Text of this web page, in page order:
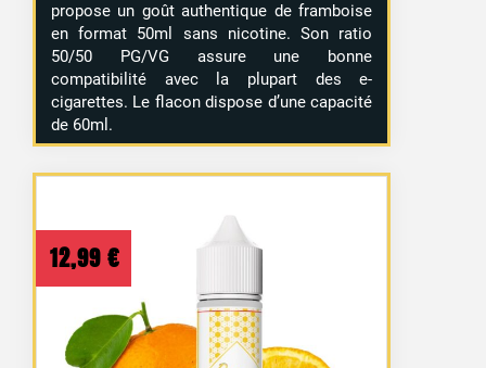
propose un goût authentique de framboise
en format 50ml sans nicotine. Son ratio
50/50 PG/VG assure une bonne
compatibilité avec la plupart des e-
cigarettes. Le flacon dispose d’une capacité
de 60ml.
12,99 €